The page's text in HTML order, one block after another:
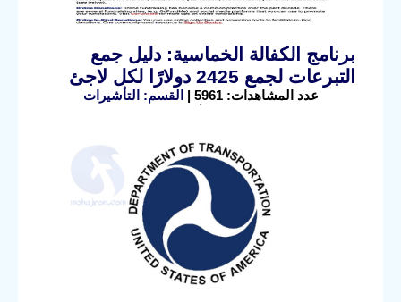
برنامج الكفالة الخماسية: دليل جمع
التبرعات لجمع 2425 دولارًا لكل لاجئ
عدد المشاهدات: 5961 | القسم: التأشيرات